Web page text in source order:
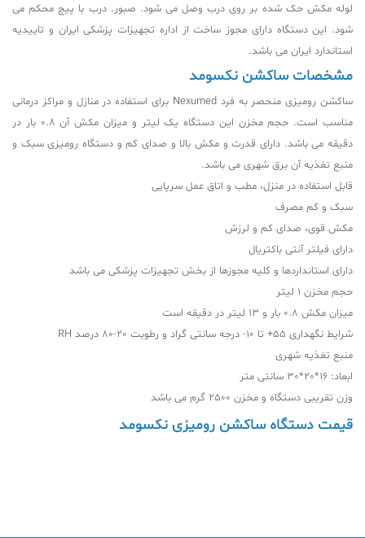
لوله مکش حک شده بر روی درب وصل می شود. صبور. درب با پیچ محکم می
شود. این دستگاه دارای مجوز ساخت از اداره تجهیزات پزشکی ایران و تاییدیه
استاندارد ایران می باشد.
مشخصات ساکشن نکسومد
ساکشن رومیزی منحصر به فرد Nexumed برای استفاده در منازل و مراکز درمانی
مناسب است. حجم مخزن این دستگاه یک لیتر و میزان مکش آن 0.8 بار در
دقیقه می باشد. دارای قدرت و مکش بالا و صدای کم و دستگاه رومیزی سبک و
منبع تغذیه آن برق شهری می باشد.
قابل استفاده در منزل، مطب و اتاق عمل سرپایی
سبک و کم مصرف
مکش قوی، صدای کم و لرزش
دارای فیلتر آنتی باکتریال
دارای استانداردها و کلیه مجوزها از بخش تجهیزات پزشکی می باشد
حجم مخزن 1 لیتر
میزان مکش 0.8 بار و 13 لیتر در دقیقه است
شرایط نگهداری 55+ تا 10- درجه سانتی گراد و رطوبت 20-80 درصد RH
منبع تغذیه شهری
ابعاد: 16*20*30 سانتی متر
وزن تقریبی دستگاه و مخزن 2500 گرم می باشد
قیمت دستگاه ساکشن رومیزی نکسومد